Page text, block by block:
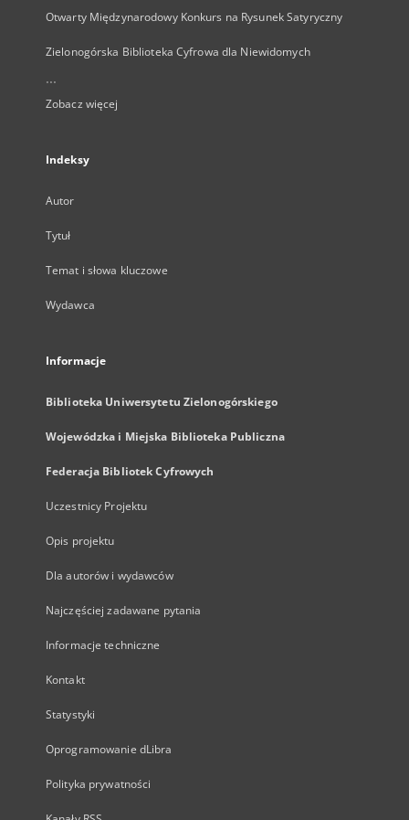
Otwarty Międzynarodowy Konkurs na Rysunek Satyryczny
Zielonogórska Biblioteka Cyfrowa dla Niewidomych
...
Zobacz więcej
Indeksy
Autor
Tytuł
Temat i słowa kluczowe
Wydawca
Informacje
Biblioteka Uniwersytetu Zielonogórskiego
Wojewódzka i Miejska Biblioteka Publiczna
Federacja Bibliotek Cyfrowych
Uczestnicy Projektu
Opis projektu
Dla autorów i wydawców
Najczęściej zadawane pytania
Informacje techniczne
Kontakt
Statystyki
Oprogramowanie dLibra
Polityka prywatności